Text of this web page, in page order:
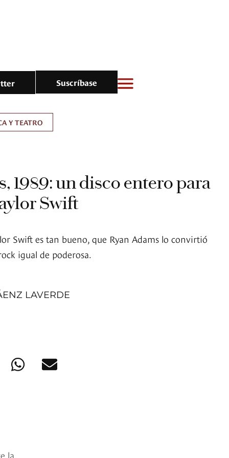
Suscríbase
Y TEATRO
1989: un disco entero para
Swift
Swift es tan bueno, que Ryan Adams lo convirtió
igual de poderosa.
LAVERDE
la